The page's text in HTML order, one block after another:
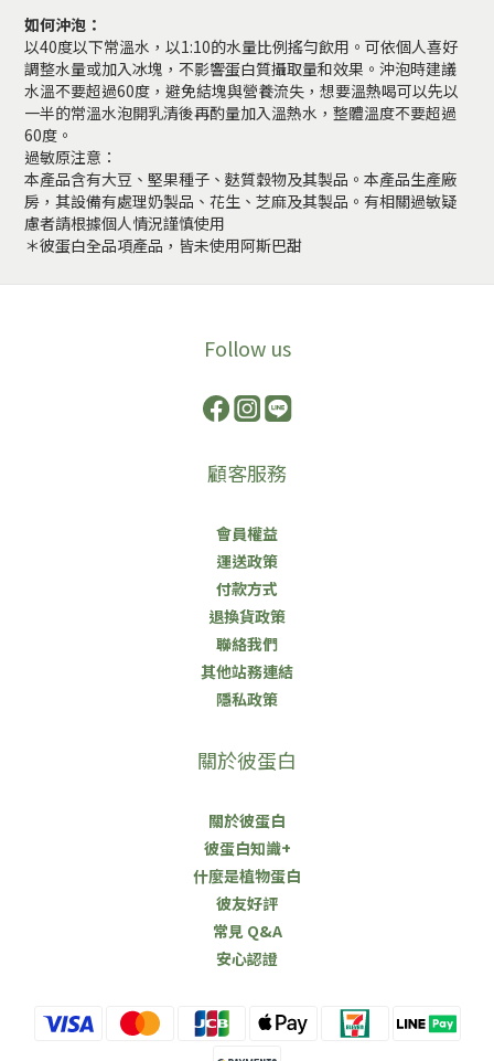
如何沖泡：
以40度以下常溫水，以1:10的水量比例搖勻飲用。可依個人喜好
調整水量或加入冰塊，不影響蛋白質攝取量和效果。沖泡時建議
水溫不要超過60度，避免結塊與營養流失，想要溫熱喝可以先以
一半的常溫水泡開乳清後再酌量加入溫熱水，整體溫度不要超過
60度。
過敏原注意：
本產品含有大豆、堅果種子、麩質穀物及其製品。本產品生產廠
房，其設備有處理奶製品、花生、芝麻及其製品。有相關過敏疑
慮者請根據個人情況謹慎使用
＊彼蛋白全品項產品，皆未使用阿斯巴甜
Follow us
顧客服務
會員權益
運送政策
付款方式
退換貨政策
聯絡我們
其他站務連結
隱私政策
關於彼蛋白
關於彼蛋白
彼蛋白知識+
什麼是植物蛋白
彼友好評
常見 Q&A
安心認證